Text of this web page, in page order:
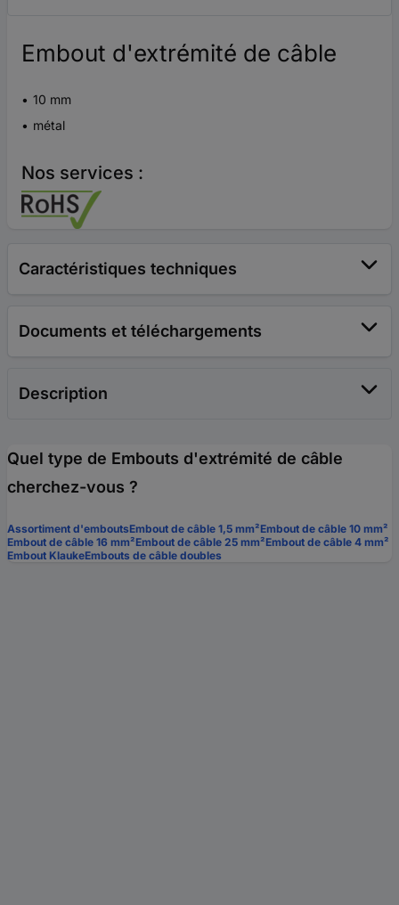
Embout d'extrémité de câble
10 mm
métal
Nos services :
Caractéristiques techniques
Documents et téléchargements
Description
Quel type de Embouts d'extrémité de câble
cherchez-vous ?
Assortiment d'emboutsEmbout de câble 1,5 mm²Embout de câble 10 mm²
Embout de câble 16 mm²Embout de câble 25 mm²Embout de câble 4 mm²
Embout KlaukeEmbouts de câble doubles